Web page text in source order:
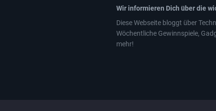
Wir informieren Dich über die
Diese Webseite bloggt über
Wöchentliche Gewinnspiele,
mehr!